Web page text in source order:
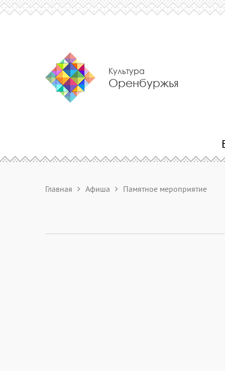
Культура
Оренбуржья
Главная Афиша Памятное мероприятие